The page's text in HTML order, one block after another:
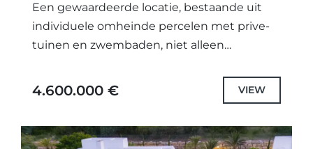
Een gewaardeerde locatie, bestaande uit
individuele omheinde percelen met prive-
tuinen en zwembaden, niet alleen
geselecteerd de hoogste kwaliteit
specificaties en fittingen, maar ook elke
4.600.000 € VIEW